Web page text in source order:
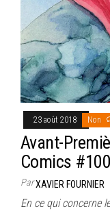
23 août 2018 Non
Avant-
Comics
ParXAVIER FOURNIER
En ce qui concerne